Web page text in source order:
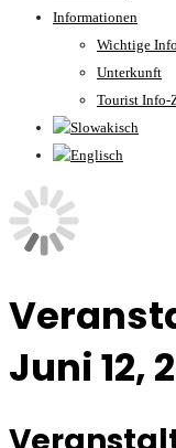
Informationen
Wichtige
Unterkunft
Tourist Info-
Juni 12,